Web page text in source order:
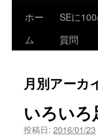
ホー
ム
SEに
質問
月別アーカ
いろいろ
投稿日: 2016/01/23